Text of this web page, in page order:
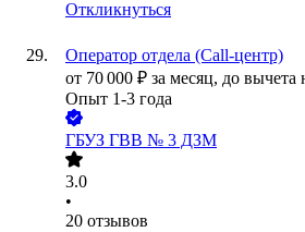
Откликнуться
Оператор отдела (Call-центр)
от 70 000 ₽ за месяц, до вычета
Опыт 1-3 года
ГБУЗ ГВВ № 3 ДЗМ
3.0
•
20 отзывов